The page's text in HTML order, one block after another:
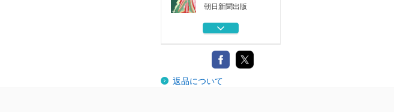
朝日新聞出版
波のかたみ 清盛
中央公論新社
望みしは何ぞ 道
長の子・藤原能...
返品について